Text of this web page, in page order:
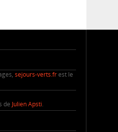
sejours-verts.frest le
de Julien Apsti.